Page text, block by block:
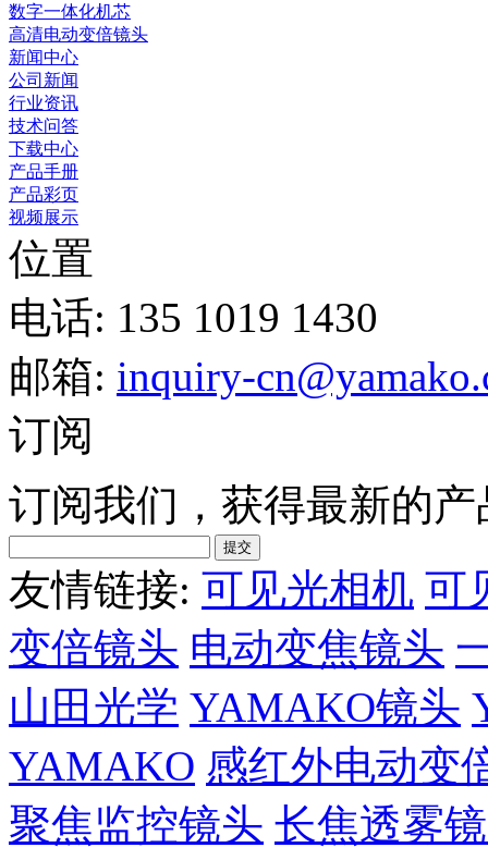
数字一体化机芯
高清电动变倍镜头
新闻中心
公司新闻
行业资讯
技术问答
下载中心
产品手册
产品彩页
视频展示
位置
电话: 135 1019 1430
邮箱: inquiry-
订阅
订阅我们，获得最新的产
友情链接: 可见光相机 可
变倍镜头 电动变焦镜头
山田光学 YAMAKO镜头
YAMAKO 感红外电动变
聚焦监控镜头 长焦透雾